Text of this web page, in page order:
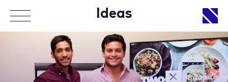
Ideas
APPROACH